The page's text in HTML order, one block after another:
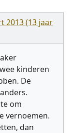
2013 (13 jaar
kinderen
De
om
vernoemen.
dan